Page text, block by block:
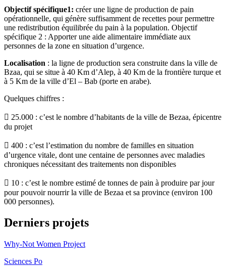
Objectif spécifique1: créer une ligne de production de pain
opérationnelle, qui génère suffisamment de recettes pour permettre
une redistribution équilibrée du pain à la population. Objectif
spécifique 2 : Apporter une aide alimentaire immédiate aux
personnes de la zone en situation d’urgence.
Localisation : la ligne de production sera construite dans la ville de
Bzaa, qui se situe à 40 Km d’Alep, à 40 Km de la frontière turque et
à 5 Km de la ville d’El – Bab (porte en arabe).
Quelques chiffres :
 25.000 : c’est le nombre d’habitants de la ville de Bezaa, épicentre
du projet
 400 : c’est l’estimation du nombre de familles en situation
d’urgence vitale, dont une centaine de personnes avec maladies
chroniques nécessitant des traitements non disponibles
 10 : c’est le nombre estimé de tonnes de pain à produire par jour
pour pouvoir nourrir la ville de Bezaa et sa province (environ 100
000 personnes).
Derniers projets
Why-Not Women Project
Sciences Po